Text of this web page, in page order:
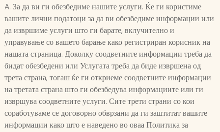
A. За да ви ги обезбедиме нашите услуги. Ќе ги користиме
вашите лични податоци за да ви обезбедиме информации или
да извршиме услуги што ги барате, вклучително и
управување со вашето барање како регистриран корисник на
нашата страница. Доколку соодветните информации треба да
бидат обезбедени или Услугата треба да биде извршена од
трета страна, тогаш ќе ги откриеме соодветните информации
на третата страна што ги обезбедува информациите или ги
извршува соодветните услуги. Сите трети страни со кои
соработуваме се договорно обврзани да ги заштитат вашите
информации како што е наведено во оваа Политика за